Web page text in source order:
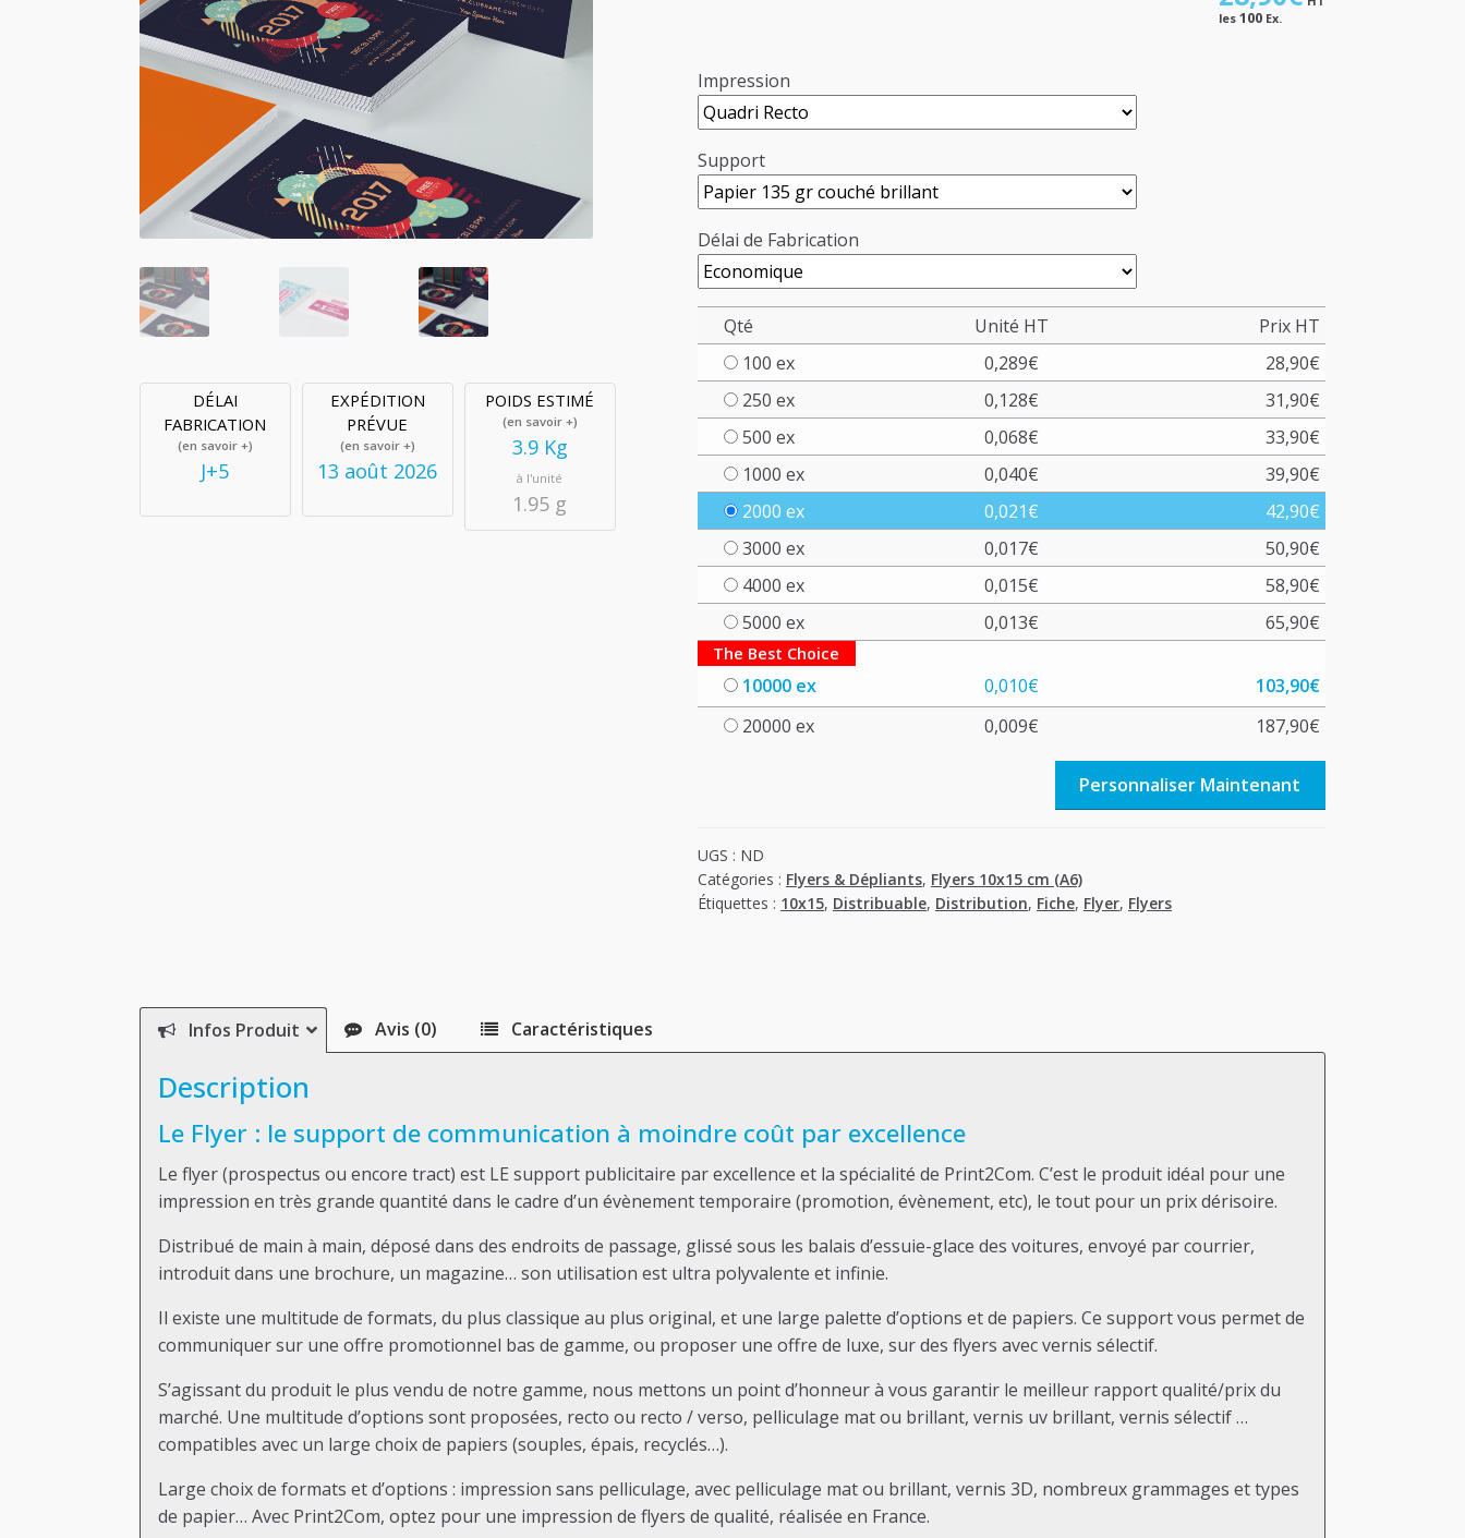
DÉLAI
FABRICATION
(en savoir +)
J+5
EXPÉDITION
PRÉVUE
(en savoir +)
13 août 2026
POIDS ESTIMÉ
(en savoir +)
3.9 Kg
à l'unité
1.95 g
les 100 Ex.
Impression
Support
Délai de Fabrication
Qté Unité HT
Prix HT
100 ex
0,289€ 28,90€
250 ex
0,128€ 31,90€
500 ex
0,068€ 33,90€
1000 ex
0,040€ 39,90€
2000 ex
0,021€ 42,90€
3000 ex
0,017€ 50,90€
4000 ex
0,015€ 58,90€
5000 ex
0,013€ 65,90€
The Best Choice
10000 ex 0,010€ 103,90€
20000 ex
0,009€ 187,90€
Personnaliser Maintenant
UGS : ND
Catégories : Flyers & Dépliants, Flyers 10x15 cm (A6)
Étiquettes : 10x15, Distribuable, Distribution, Fiche, Flyer, Flyers
Infos Produit Avis (0) Caractéristiques
Description
Le Flyer : le support de communication à moindre coût par excellence
Le flyer (prospectus ou encore tract) est LE support publicitaire par excellence et la spécialité de Print2Com. C’est le produit idéal pour une
impression en très grande quantité dans le cadre d’un évènement temporaire (promotion, évènement, etc), le tout pour un prix dérisoire.
Distribué de main à main, déposé dans des endroits de passage, glissé sous les balais d’essuie-glace des voitures, envoyé par courrier,
introduit dans une brochure, un magazine… son utilisation est ultra polyvalente et infinie.
Il existe une multitude de formats, du plus classique au plus original, et une large palette d’options et de papiers. Ce support vous permet de
communiquer sur une offre promotionnel bas de gamme, ou proposer une offre de luxe, sur des flyers avec vernis sélectif.
S’agissant du produit le plus vendu de notre gamme, nous mettons un point d’honneur à vous garantir le meilleur rapport qualité/prix du
marché. Une multitude d’options sont proposées, recto ou recto / verso, pelliculage mat ou brillant, vernis uv brillant, vernis sélectif …
compatibles avec un large choix de papiers (souples, épais, recyclés…).
Large choix de formats et d’options : impression sans pelliculage, avec pelliculage mat ou brillant, vernis 3D, nombreux grammages et types
de papier… Avec Print2Com, optez pour une impression de flyers de qualité, réalisée en France.